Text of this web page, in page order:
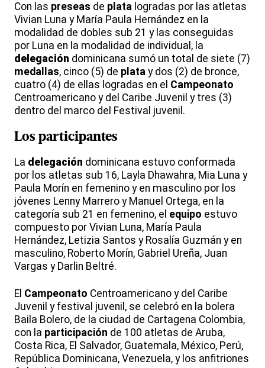
Con las preseas de plata logradas por las atletas
Vivian Luna y María Paula Hernández en la
modalidad de dobles sub 21 y las conseguidas
por Luna en la modalidad de individual, la
delegación dominicana sumó un total de siete (7)
medallas, cinco (5) de plata y dos (2) de bronce,
cuatro (4) de ellas logradas en el Campeonato
Centroamericano y del Caribe Juvenil y tres (3)
dentro del marco del Festival juvenil.
Los participantes
La delegación dominicana estuvo conformada
por los atletas sub 16, Layla Dhawahra, Mia Luna y
Paula Morín en femenino y en masculino por los
jóvenes Lenny Marrero y Manuel Ortega, en la
categoría sub 21 en femenino, el equipo estuvo
compuesto por Vivian Luna, María Paula
Hernández, Letizia Santos y Rosalía Guzmán y en
masculino, Roberto Morín, Gabriel Ureña, Juan
Vargas y Darlin Beltré.
El Campeonato Centroamericano y del Caribe
Juvenil y festival juvenil, se celebró en la bolera
Baila Bolero, de la ciudad de Cartagena Colombia,
con la participación de 100 atletas de Aruba,
Costa Rica, El Salvador, Guatemala, México, Perú,
República Dominicana, Venezuela, y los anfitriones